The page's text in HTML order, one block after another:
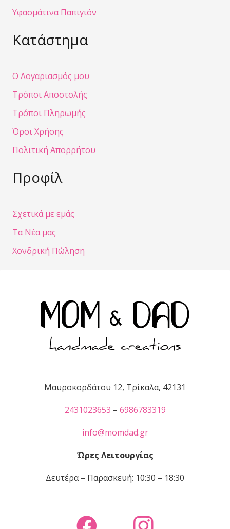
Υφασμάτινα Παπιγιόν
Κατάστημα
Ο Λογαριασμός μου
Τρόποι Αποστολής
Τρόποι Πληρωμής
Όροι Χρήσης
Πολιτική Απορρήτου
Προφίλ
Σχετικά με εμάς
Τα Νέα μας
Χονδρική Πώληση
Μαυροκορδάτου 12, Τρίκαλα, 42131
2431023653 – 6986783319
info@momdad.gr
Ώρες Λειτουργίας
Δευτέρα – Παρασκευή: 10:30 – 18:30